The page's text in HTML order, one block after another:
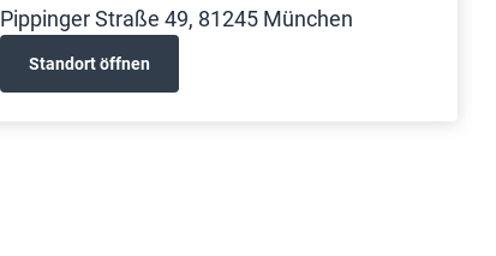
Pippinger Straße 49, 81245 München
Standort öffnen